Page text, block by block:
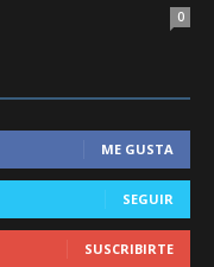
0
ME GUSTA
SEGUIR
SUSCRIBIRTE